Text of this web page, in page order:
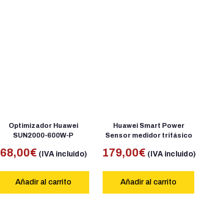
Optimizador Huawei
SUN2000-600W-P
68,00€ (IVA incluido)
Añadir al carrito
Huawei Smart Power
Sensor medidor trifásico
179,00€ (IVA incluido)
Añadir al carrito